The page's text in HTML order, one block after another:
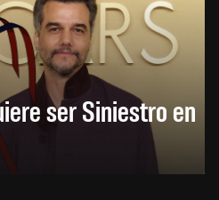
ser Siniestro en